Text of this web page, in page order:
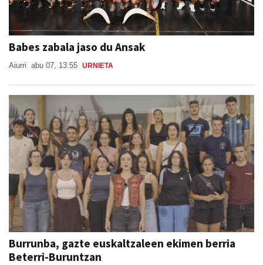
Babes zabala jaso du Ansak
Aiurri abu 07, 13:55 URNIETA
Burrunba, gazte euskaltzaleen ekimen berria
Beterri-Buruntzan